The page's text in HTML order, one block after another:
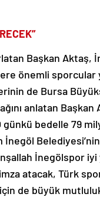
Başkan Aktaş,
önemli
de Bursa
anlatan Başkan
bedelle 79
Belediyesi’nin
İnegölspor
atacak, Türk
de büyük